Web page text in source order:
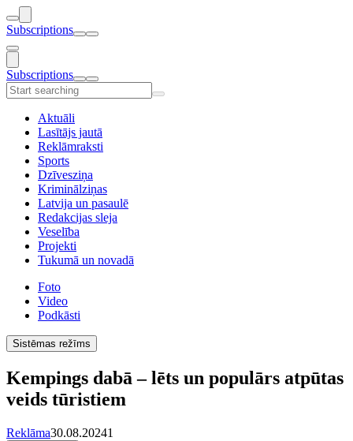
Subscriptions
Subscriptions
Aktuāli
Lasītājs jautā
Reklāmraksti
Sports
Dzīvesziņa
Kriminālziņas
Latvija un pasaulē
Redakcijas sleja
Veselība
Projekti
Tukumā un novadā
Foto
Video
Podkāsti
Sistēmas režīms
Kempings dabā – lēts un populārs atpūtas
veids tūristiem
Reklāma30.08.20241